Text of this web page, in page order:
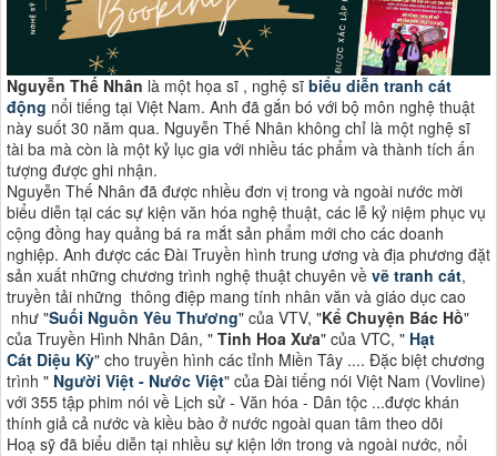
Nguyễn Thế Nhân là một họa sĩ , nghệ sĩ biểu diễn tranh cát
động nổi tiếng tại Việt Nam. Anh đã gắn bó với bộ môn nghệ thuật
này suốt 30 năm qua. Nguyễn Thế Nhân không chỉ là một nghệ sĩ
tài ba mà còn là một kỷ lục gia với nhiều tác phẩm và thành tích ấn
tượng được ghi nhận.
Nguyễn Thế Nhân đã được nhiều đơn vị trong và ngoài nước mời
biểu diễn tại các sự kiện văn hóa nghệ thuật, các lễ kỷ niệm phục vụ
cộng đồng hay quảng bá ra mắt sản phẩm mới cho các doanh
nghiệp. Anh được các Đài Truyền hình trung ương và địa phương đặt
sản xuất những chương trình nghệ thuật chuyên về vẽ tranh cát,
truyền tải những thông điệp mang tính nhân văn và giáo dục cao
như "Suối Nguồn Yêu Thương" của VTV, "Kể Chuyện Bác Hồ"
của Truyền Hình Nhân Dân, " Tinh Hoa Xưa" của VTC, " Hạt
Cát Diệu Kỳ" cho truyền hình các tỉnh Miền Tây .... Đặc biệt chương
trình " Người Việt - Nước Việt" của Đài tiếng nói Việt Nam (Vovline)
với 355 tập phim nói về Lịch sử - Văn hóa - Dân tộc ...được khán
thính giả cả nước và kiều bào ở nước ngoài quan tâm theo dõi
Hoạ sỹ đã biểu diễn tại nhiều sự kiện lớn trong và ngoài nước, nổi